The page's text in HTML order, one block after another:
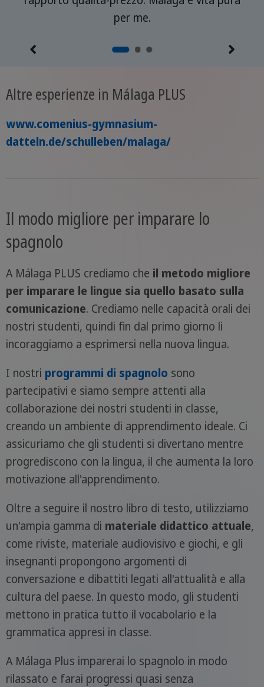
per me.
Altre esperienze in Málaga PLUS
www.comenius-gymnasium-
datteln.de/schulleben/malaga/
Il modo migliore per imparare lo
spagnolo
A Málaga PLUS crediamo che il metodo migliore
per imparare le lingue sia quello basato sulla
comunicazione. Crediamo nelle capacità orali dei
nostri studenti, quindi fin dal primo giorno li
incoraggiamo a esprimersi nella nuova lingua.
I nostri programmi di spagnolo sono
partecipativi e siamo sempre attenti alla
collaborazione dei nostri studenti in classe,
creando un ambiente di apprendimento ideale. Ci
assicuriamo che gli studenti si divertano mentre
progrediscono con la lingua, il che aumenta la loro
motivazione all'apprendimento.
Oltre a seguire il nostro libro di testo, utilizziamo
un'ampia gamma di materiale didattico attuale,
come riviste, materiale audiovisivo e giochi, e gli
insegnanti propongono argomenti di
conversazione e dibattiti legati all'attualità e alla
cultura del paese. In questo modo, gli studenti
mettono in pratica tutto il vocabolario e la
grammatica appresi in classe.
A Málaga Plus imparerai lo spagnolo in modo
rilassato e farai progressi quasi senza